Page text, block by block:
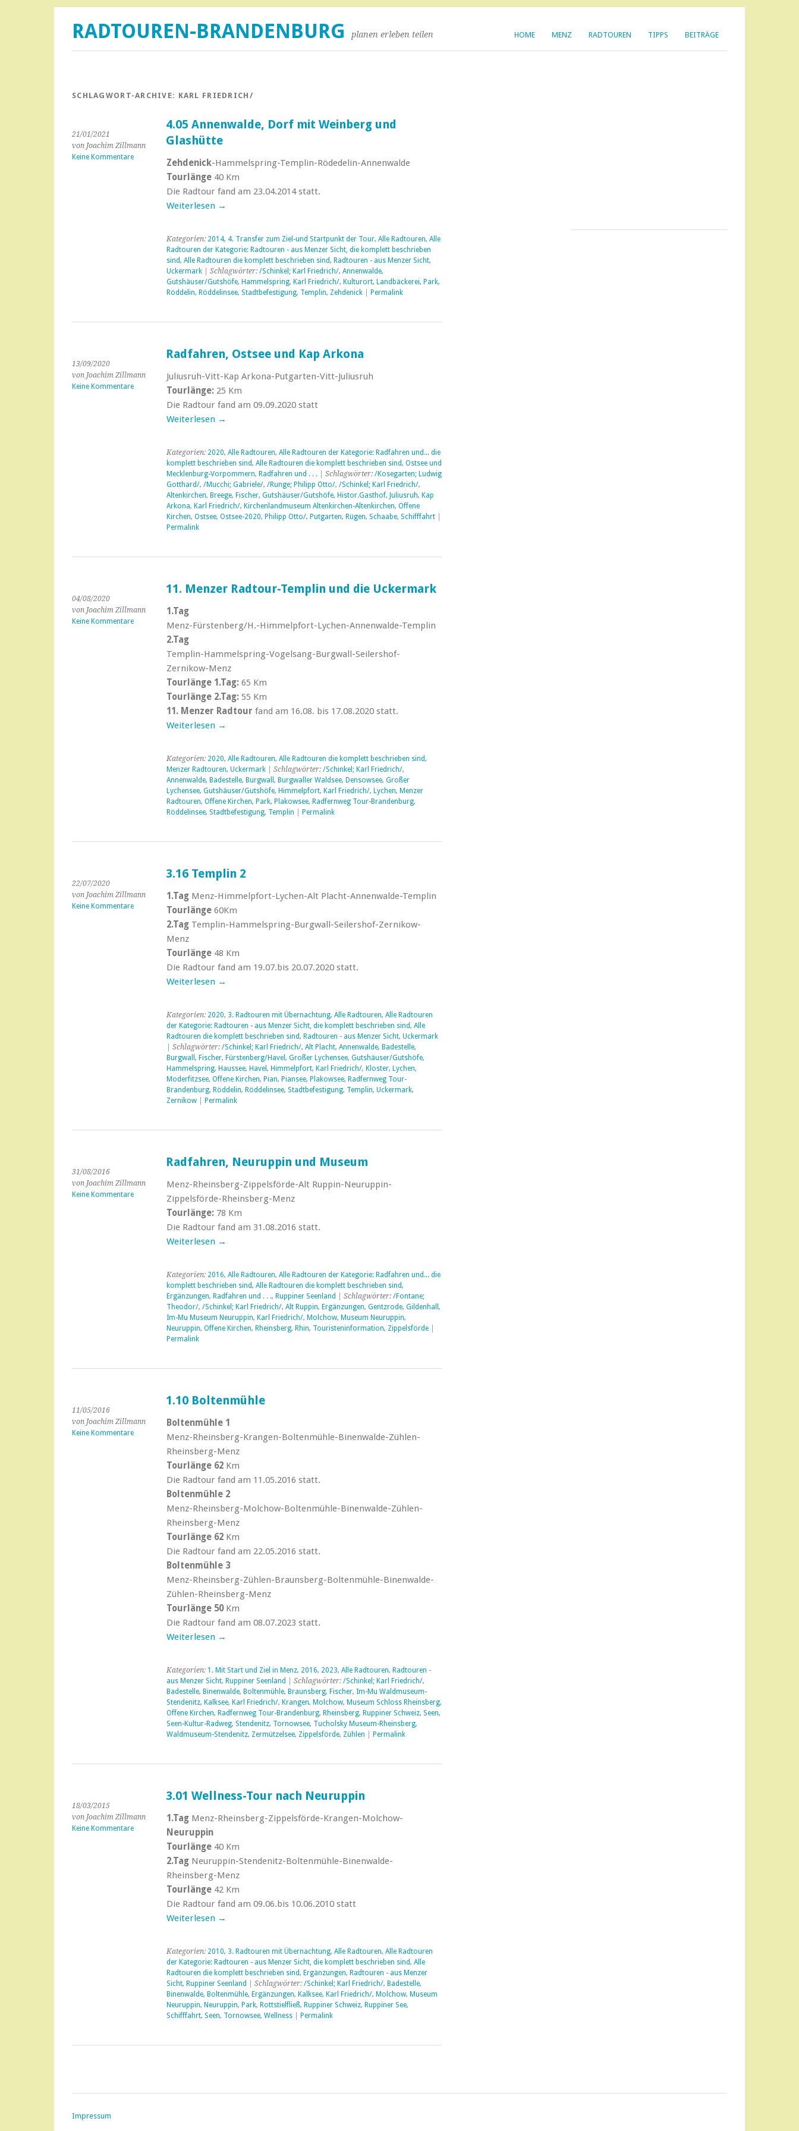
HOME MENZ RADTOUREN TIPPS BEITRÄGE
RADTOUREN-BRANDENBURG planen erleben teilen
SCHLAGWORT-ARCHIVE: KARL FRIEDRICH/
21/01/2021
von Joachim Zillmann
Keine Kommentare
4.05 Annenwalde, Dorf mit Weinberg und
Glashütte
Zehdenick-Hammelspring-Templin-Rödedelin-Annenwalde
Tourlänge 40 Km
Die Radtour fand am 23.04.2014 statt.
Weiterlesen →
Kategorien: 2014, 4. Transfer zum Ziel-und Startpunkt der Tour, Alle Radtouren, Alle
Radtouren der Kategorie: Radtouren - aus Menzer Sicht, die komplett beschrieben
sind, Alle Radtouren die komplett beschrieben sind, Radtouren - aus Menzer Sicht,
Uckermark| Schlagwörter: /Schinkel; Karl Friedrich/, Annenwalde,
Gutshäuser/Gutshöfe, Hammelspring, Karl Friedrich/, Kulturort, Landbäckerei, Park,
Röddelin, Röddelinsee, Stadtbefestigung, Templin, Zehdenick| Permalink
13/09/2020
von Joachim Zillmann
Keine Kommentare
Radfahren, Ostsee und Kap Arkona
Juliusruh-Vitt-Kap Arkona-Putgarten-Vitt-Juliusruh
Tourlänge:25 Km
Die Radtour fand am 09.09.2020 statt
Weiterlesen →
Kategorien: 2020, Alle Radtouren, Alle Radtouren der Kategorie: Radfahren und... die
komplett beschrieben sind, Alle Radtouren die komplett beschrieben sind, Ostsee und
Mecklenburg-Vorpommern, Radfahren und . . .| Schlagwörter: /Kosegarten; Ludwig
Gotthard/, /Mucchi; Gabriele/, /Runge; Philipp Otto/, /Schinkel; Karl Friedrich/,
Altenkirchen, Breege, Fischer, Gutshäuser/Gutshöfe, Histor.Gasthof, Juliusruh, Kap
Arkona, Karl Friedrich/, Kirchenlandmuseum Altenkirchen-Altenkirchen, Offene
Kirchen, Ostsee, Ostsee-2020, Philipp Otto/, Putgarten, Rügen, Schaabe, Schifffahrt|
Permalink
04/08/2020
von Joachim Zillmann
Keine Kommentare
11. Menzer Radtour-Templin und die Uckermark
1.Tag
Menz-Fürstenberg/H.-Himmelpfort-Lychen-Annenwalde-Templin
2.Tag
Templin-Hammelspring-Vogelsang-Burgwall-Seilershof-
Zernikow-Menz
Tourlänge 1.Tag:65 Km
Tourlänge 2.Tag:55 Km
11. Menzer Radtour fand am 16.08. bis 17.08.2020 statt.
Weiterlesen →
Kategorien: 2020, Alle Radtouren, Alle Radtouren die komplett beschrieben sind,
Menzer Radtouren, Uckermark| Schlagwörter: /Schinkel; Karl Friedrich/,
Annenwalde, Badestelle, Burgwall , Burgwaller Waldsee, Densowsee, Großer
Lychensee, Gutshäuser/Gutshöfe, Himmelpfort, Karl Friedrich/, Lychen, Menzer
Radtouren, Offene Kirchen, Park, Plakowsee, Radfernweg Tour-Brandenburg,
Röddelinsee, Stadtbefestigung, Templin Permalink
22/07/2020
von Joachim Zillmann
Keine Kommentare
3.16 Templin 2
1.TagMenz-Himmelpfort-Lychen-Alt Placht-Annenwalde-Templin
Tourlänge 60Km
2.Tag Templin-Hammelspring-Burgwall-Seilershof-Zernikow-
Menz
Tourlänge 48 Km
Die Radtour fand am 19.07.bis 20.07.2020 statt.
Weiterlesen →
Kategorien: 2020, 3. Radtouren mit Übernachtung, Alle Radtouren, Alle Radtouren
der Kategorie: Radtouren - aus Menzer Sicht, die komplett beschrieben sind, Alle
Radtouren die komplett beschrieben sind, Radtouren - aus Menzer Sicht, Uckermark
| Schlagwörter: /Schinkel; Karl Friedrich/, Alt Placht, Annenwalde, Badestelle,
Burgwall , Fischer, Fürstenberg/Havel , Großer Lychensee, Gutshäuser/Gutshöfe,
Hammelspring, Haussee, Havel , Himmelpfort, Karl Friedrich/, Kloster, Lychen,
Moderfitzsee, Offene Kirchen, Pian, Piansee, Plakowsee, Radfernweg Tour-
Brandenburg, Röddelin, Röddelinsee, Stadtbefestigung, Templin, Uckermark,
Zernikow| Permalink
31/08/2016
von Joachim Zillmann
Keine Kommentare
Radfahren, Neuruppin und Museum
Menz-Rheinsberg-Zippelsförde-Alt Ruppin-Neuruppin-
Zippelsförde-Rheinsberg-Menz
Tourlänge:78 Km
Die Radtour fand am 31.08.2016 statt.
Weiterlesen →
Kategorien: 2016, Alle Radtouren, Alle Radtouren der Kategorie: Radfahren und... die
komplett beschrieben sind, Alle Radtouren die komplett beschrieben sind,
Ergänzungen, Radfahren und . . ., Ruppiner Seenland | Schlagwörter: /Fontane;
Theodor/, /Schinkel; Karl Friedrich/, Alt Ruppin, Ergänzungen, Gentzrode, Gildenhall ,
Im-Mu Museum Neuruppin, Karl Friedrich/, Molchow, Museum Neuruppin,
Neuruppin, Offene Kirchen, Rheinsberg, Rhin, Touristeninformation, Zippelsförde|
Permalink
11/05/2016
von Joachim Zillmann
Keine Kommentare
1.10 Boltenmühle
Boltenmühle 1
Menz-Rheinsberg-Krangen-Boltenmühle-Binenwalde-Zühlen-
Rheinsberg-Menz
Tourlänge 62Km
Die Radtour fand am 11.05.2016 statt.
Boltenmühle 2
Menz-Rheinsberg-Molchow-Boltenmühle-Binenwalde-Zühlen-
Rheinsberg-Menz
Tourlänge 62Km
Die Radtour fand am 22.05.2016 statt.
Boltenmühle 3
Menz-Rheinsberg-Zühlen-Braunsberg-Boltenmühle-Binenwalde-
Zühlen-Rheinsberg-Menz
Tourlänge 50Km
Die Radtour fand am 08.07.2023 statt.
Weiterlesen →
Kategorien: 1. Mit Start und Ziel in Menz, 2016, 2023, Alle Radtouren, Radtouren -
aus Menzer Sicht, Ruppiner Seenland | Schlagwörter: /Schinkel; Karl Friedrich/,
Badestelle, Binenwalde, Boltenmühle, Braunsberg, Fischer, Im-Mu Waldmuseum-
Stendenitz, Kalksee, Karl Friedrich/, Krangen, Molchow, Museum Schloss Rheinsberg,
Offene Kirchen, Radfernweg Tour-Brandenburg, Rheinsberg, Ruppiner Schweiz, Seen,
Seen-Kultur-Radweg, Stendenitz, Tornowsee, Tucholsky Museum-Rheinsberg,
Waldmuseum-Stendenitz, Zermützelsee, Zippelsförde, Zühlen Permalink
18/03/2015
von Joachim Zillmann
Keine Kommentare
3.01 Wellness-Tour nach Neuruppin
1.TagMenz-Rheinsberg-Zippelsförde-Krangen-Molchow-
Neuruppin
Tourlänge40 Km
2.TagNeuruppin-Stendenitz-Boltenmühle-Binenwalde-
Rheinsberg-Menz
Tourlänge42 Km
Die Radtour fand am 09.06.bis 10.06.2010 statt
Weiterlesen →
Kategorien: 2010, 3. Radtouren mit Übernachtung, Alle Radtouren, Alle Radtouren
der Kategorie: Radtouren - aus Menzer Sicht, die komplett beschrieben sind, Alle
Radtouren die komplett beschrieben sind, Ergänzungen, Radtouren - aus Menzer
Sicht, Ruppiner Seenland | Schlagwörter: /Schinkel; Karl Friedrich/, Badestelle,
Binenwalde, Boltenmühle, Ergänzungen, Kalksee, Karl Friedrich/, Molchow, Museum
Neuruppin, Neuruppin, Park, Rottstielfließ, Ruppiner Schweiz, Ruppiner See,
Schifffahrt, Seen, Tornowsee, Wellness| Permalink
Impressum